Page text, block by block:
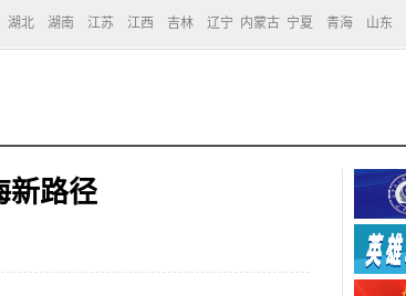
湖北 湖南 江苏 江西 吉林 辽宁 内蒙古 宁夏 青海 山东
新路径